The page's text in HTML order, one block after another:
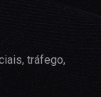
tráfego,